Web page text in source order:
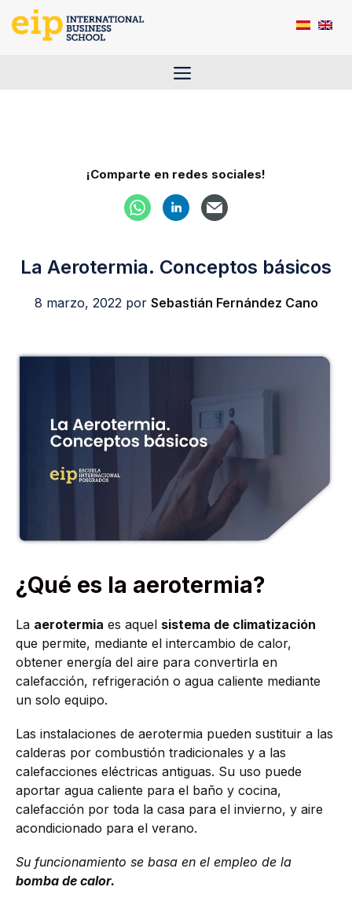
Saltar
Menú
¡Comparte en redes sociales!
La Aerotermia. Conceptos básicos
8 marzo, 2022 por Sebastián Fernández Cano
¿Qué es la aerotermia?
La aerotermia es aquel sistema de climatización
que permite, mediante el intercambio de calor,
obtener energía del aire para convertirla en
calefacción, refrigeración o agua caliente mediante
un solo equipo.
Las instalaciones de aerotermia pueden sustituir a las
calderas por combustión tradicionales y a las
calefacciones eléctricas antiguas. Su uso puede
aportar agua caliente para el baño y cocina,
calefacción por toda la casa para el invierno, y aire
acondicionado para el verano.
Su funcionamiento se basa en el empleo de la
bomba de calor.